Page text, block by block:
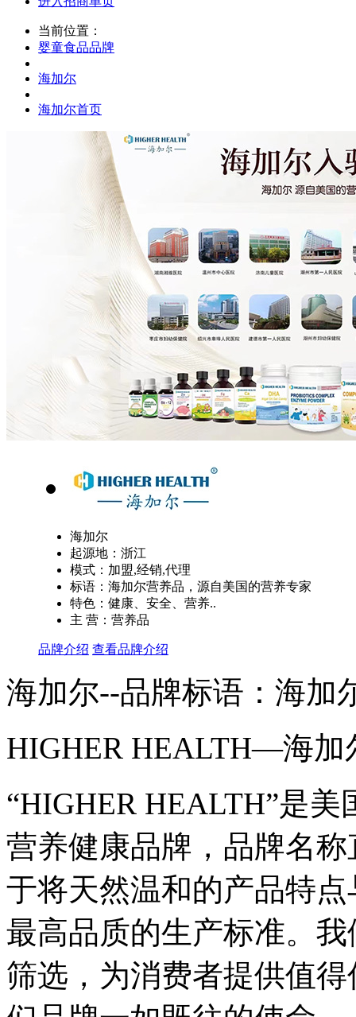
当前位置：
婴童食品品牌
海加尔
海加尔首页
海加尔
起源地：浙江
模式：加盟,经销,代理
标语：海加尔营养品，源自美国的营养专家
特色：健康、安全、营养..
主 营：营养品
品牌介绍 查看品牌介绍
海加尔--品牌标语： 海加
HIGHER HEALTH—海加
“HIGHER HEALTH”是
营养健康品牌，品牌名
于将天然温和的产品特
最高品质的生产标准。
筛选，为消费者提供值